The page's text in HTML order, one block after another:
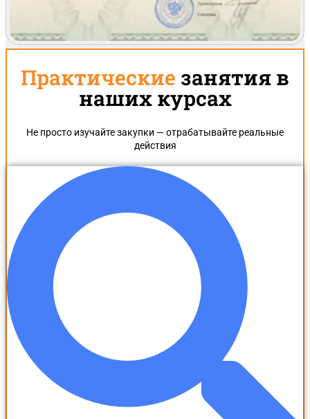
Практические занятия в
наших курсах
Не просто изучайте закупки — отрабатывайте реальные
действия